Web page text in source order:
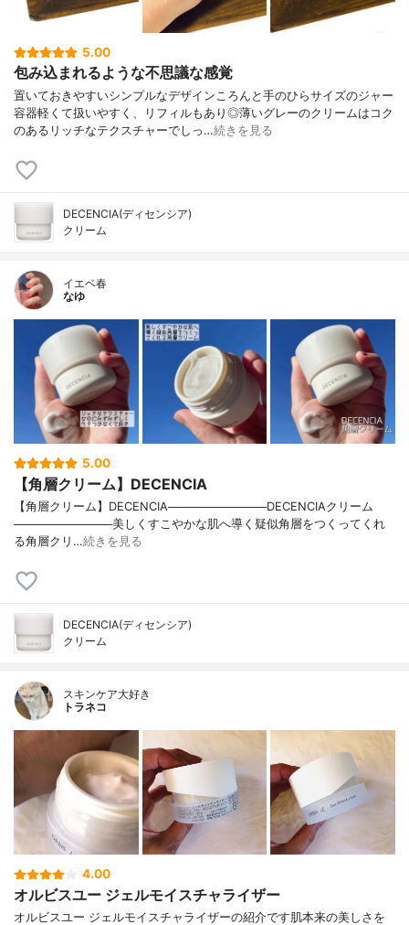
5.00
包み込まれるような不思議な感覚
置いておきやすいシンプルなデザインころんと手のひらサイズのジャー
容器軽くて扱いやすく、リフィルもあり◎薄いグレーのクリームはコク
のあるリッチなテクスチャーでしっ…続きを見る
DECENCIA(ディセンシア)
クリーム
イエベ春
なゆ
5.00
【角層クリーム】DECENCIA
【角層クリーム】DECENCIA────────────DECENCIAクリーム
────────────美しくすこやかな肌へ導く疑似角層をつくってくれ
る角層クリ…続きを見る
DECENCIA(ディセンシア)
クリーム
スキンケア大好き
トラネコ
4.00
オルビスユー ジェルモイスチャライザー
オルビスユー ジェルモイスチャライザーの紹介です肌本来の美しさを